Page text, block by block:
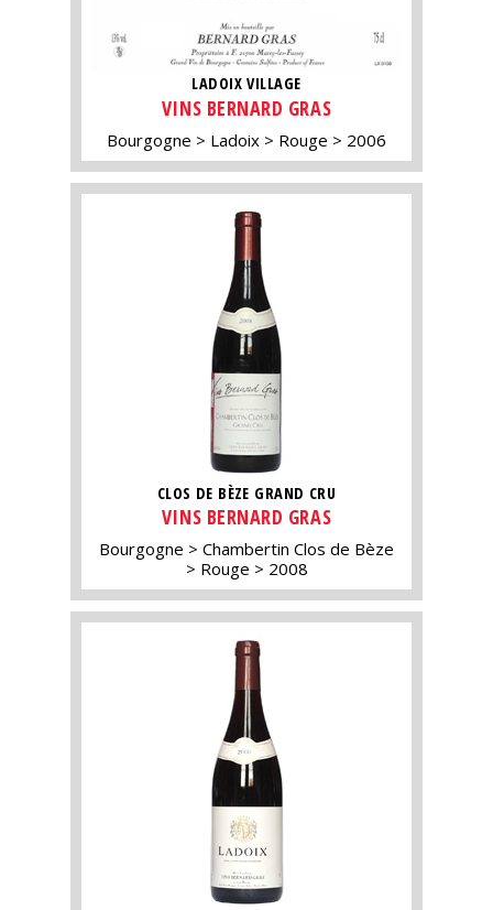
LADOIX VILLAGE
VINS BERNARD GRAS
Bourgogne Ladoix Rouge 2006
CLOS DE BÈZE GRAND CRU
VINS BERNARD GRAS
Bourgogne
Chambertin Clos de Bèze
Rouge
2008